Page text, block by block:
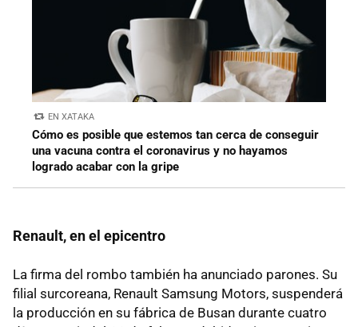
EN XATAKA
Cómo es posible que estemos tan cerca de conseguir
una vacuna contra el coronavirus y no hayamos
logrado acabar con la gripe
Renault, en el epicentro
La firma del rombo también ha anunciado parones. Su
filial surcoreana, Renault Samsung Motors, suspenderá
la producción en su fábrica de Busan durante cuatro